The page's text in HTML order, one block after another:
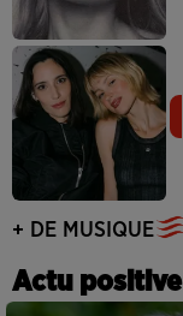
+ DE MUSIQUE
Actu positive